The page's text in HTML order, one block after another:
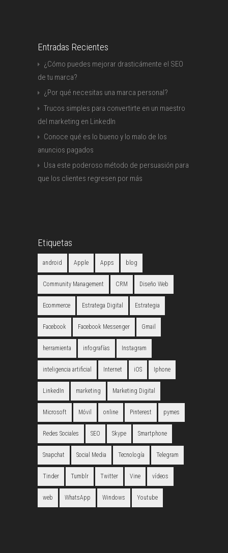
Entradas Recientes
¿Cómo puedes mejorar drasticámente el SEO
de tu marca?
¿Por qué necesitas una marca personal?
Trucos simples para convertirte en un maestro
del marketing en LinkedIn
Conoce qué es lo bueno y lo malo de los
anuncios pagados
Usa este poderoso método de persuasión para
que los clientes regresen por más
Etiquetas
android Apple Apps blog
Community Management CRM Diseño Web
Ecommerce Estratega Digital Estrategia
Facebook Facebook Messenger Gmail
herramienta infografías Instagram
inteligencia artificial Internet iOS Iphone
LinkedIn marketing Marketing Digital
Microsoft Móvil online Pinterest pymes
Redes Sociales SEO Skype Smartphone
Snapchat Social Media Tecnología Telegram
Tinder Tumblr Twitter Vine vídeos
web WhatsApp Windows Youtube